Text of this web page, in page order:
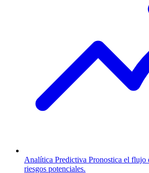
Analítica Predictiva Pronostica el flujo
riesgos potenciales.